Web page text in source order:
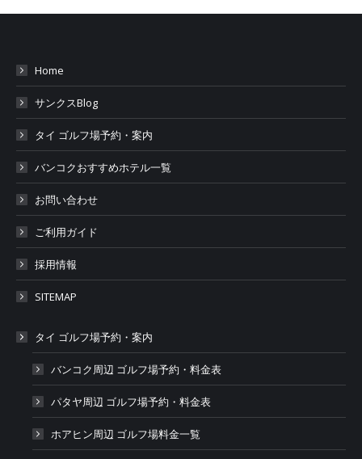
Home
サンクスBlog
タイ ゴルフ場予約・案内
バンコクおすすめホテル一覧
お問い合わせ
ご利用ガイド
採用情報
SITEMAP
タイ ゴルフ場予約・案内
バンコク周辺 ゴルフ場予約・料金表
パタヤ周辺 ゴルフ場予約・料金表
ホアヒン周辺 ゴルフ場料金一覧